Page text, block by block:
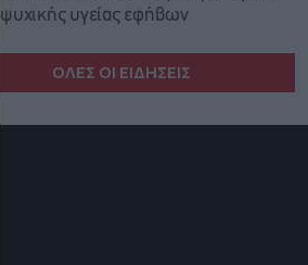
ψυχικής υγείας εφήβων
ΟΛΕΣ ΟΙ ΕΙΔΗΣΕΙΣ